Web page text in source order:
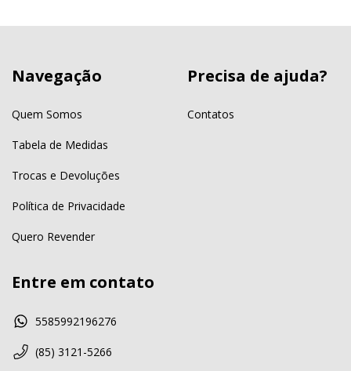
Navegação
Quem Somos
Tabela de Medidas
Trocas e Devoluções
Política de Privacidade
Quero Revender
Precisa de ajuda?
Contatos
Entre em contato
5585992196276
(85) 3121-5266